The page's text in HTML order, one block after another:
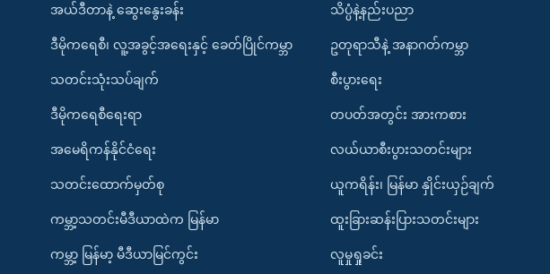
အယ်ဒီတာနဲ့ ဆွေးနွေးခန်း
ဒီမိုကရေစီ၊ လူ့အခွင့်အရေးနှင့် ခေတ်ပြိုင်ကမ္ဘာ
သတင်းသုံးသပ်ချက်
ဒီမိုကရေစီရေးရာ
အမေရိကန်နိုင်ငံရေး
သတင်းထောက်မှတ်စု
ကမ္ဘာ့သတင်းမီဒီယာထဲက မြန်မာ
ကမ္ဘာ့ မြန်မာ့ မီဒီယာမြင်ကွင်း
သိပ္ပံနဲ့နည်းပညာ
ဥတုရာသီနဲ့ အနာဂတ်ကမ္ဘာ
စီးပွားရေး
တပတ်အတွင်း အားကစား
လယ်ယာစီးပွားသတင်းများ
ယူကရိန်း၊ မြန်မာ နှိုင်းယှဉ်ချက်
ထူးခြားဆန်းပြားသတင်းများ
လူမှုရှုခင်း